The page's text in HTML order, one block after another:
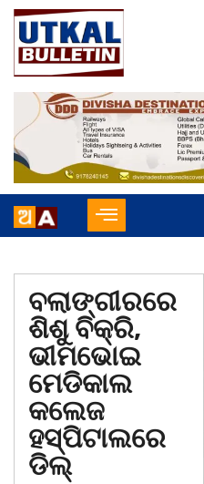
ବଲାଙ୍ଗୀରରେ
ଶିଶୁ ବିକ୍ରି,
ଭୀମଭୋଇ
ମେଡିକାଲ
କଲେଜ
ହସ୍ପିଟାଲରେ
ଡିଲ୍